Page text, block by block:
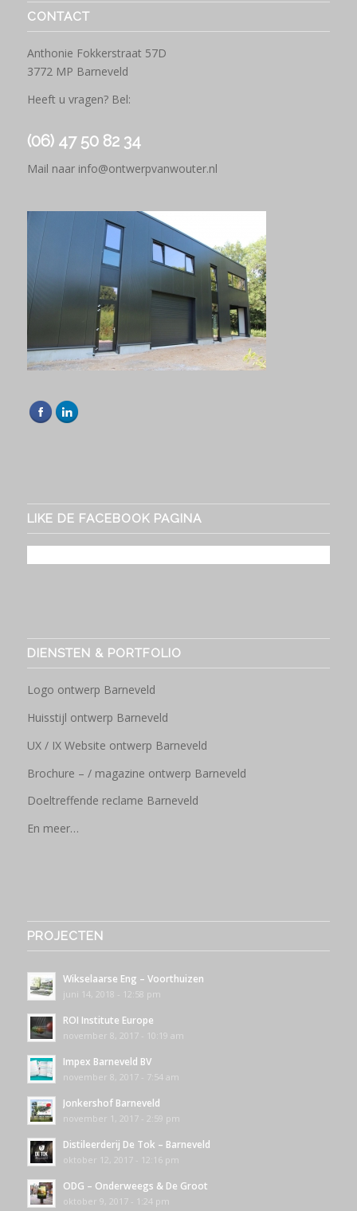
CONTACT
Anthonie Fokkerstraat 57D
3772 MP Barneveld
Heeft u vragen? Bel:
(06) 47 50 82 34
Mail naar info@ontwerpvanwouter.nl
LIKE DE FACEBOOK PAGINA
DIENSTEN & PORTFOLIO
Logo ontwerp Barneveld
Huisstijl ontwerp Barneveld
UX / IX Website ontwerp Barneveld
Brochure – / magazine ontwerp Barneveld
Doeltreffende reclame Barneveld
En meer…
PROJECTEN
Wikselaarse Eng – Voorthuizen
juni 14, 2018 - 12:58 pm
ROI Institute Europe
november 8, 2017 - 10:19 am
Impex Barneveld BV
november 8, 2017 - 7:54 am
Jonkershof Barneveld
november 1, 2017 - 2:59 pm
Distileerderij De Tok – Barneveld
oktober 12, 2017 - 12:16 pm
ODG – Onderweegs & De Groot
oktober 9, 2017 - 1:24 pm